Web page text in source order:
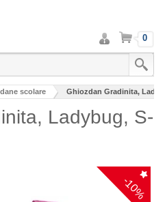
Intra
in
cont
Cos 0
scolare Ghiozdan Gradinita,
Ladybug, S-
-10%